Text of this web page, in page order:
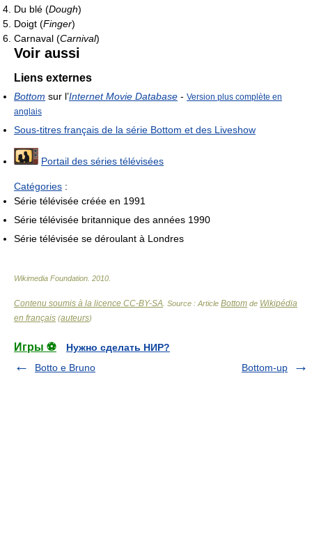
Du blé (Dough)
Doigt (Finger)
Carnaval (Carnival)
Voir aussi
Liens externes
Bottom sur l’Internet Movie Database - Version plus complète en
anglais
Sous-titres français de la série Bottom et des Liveshow
Portail des séries télévisées
Catégories :
Série télévisée créée en 1991
Série télévisée britannique des années 1990
Série télévisée se déroulant à Londres
Wikimedia Foundation 2010
Contenu soumis à la licence CC-BY-SA . Source : Article Bottom de Wikipédia
en français (auteurs)
Игры ⚽
Нужно сделать НИР?
Botto e Bruno
Bottom-up